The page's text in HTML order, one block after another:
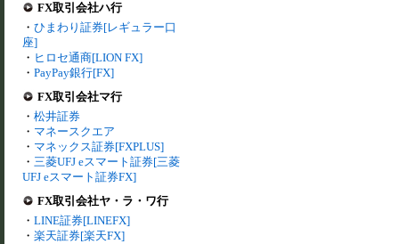
FX取引会社ハ行
・ ひまわり証券[レギュラー口
座]
・ ヒロセ通商[LION FX]
・ PayPay銀行[FX]
FX取引会社マ行
・ 松井証券
・ マネースクエア
・ マネックス証券[FXPLUS]
・ 三菱UFJ eスマート証券[三菱
UFJ eスマート証券FX]
FX取引会社ヤ・ラ・ワ行
・ LINE証券[LINEFX]
・ 楽天証券[楽天FX]